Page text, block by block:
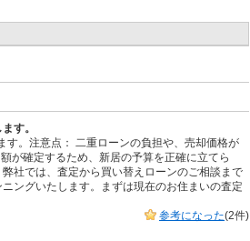
す。
す。注意点： 二重ローンの負担や、売却価格が
が確定するため、新居の予算を正確に立てら
社では、査定から買い替えローンのご相談まで
ングいたします。まずは現在のお住まいの査定
参考になった(2件)